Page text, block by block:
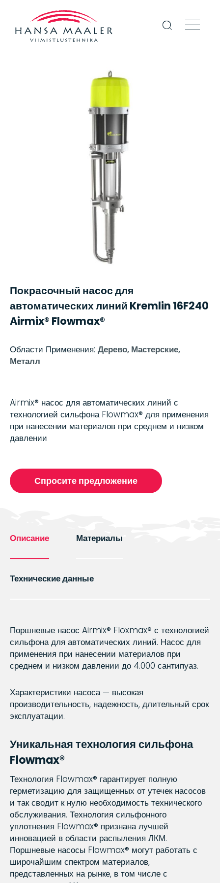
Покрасочный насос для
автоматических линий Kremlin 16F240
Airmix® Flowmax®
Области Применения: Дерево, Мастерские,
Металл
Airmix® насос для автоматических линий с
технологией сильфона Flowmax® для применения
при нанесении материалов при среднем и низком
давлении
Спросите предложение
Описание Материалы
Технические данные
Поршневые насос Airmix® Floxmax® с технологией
сильфона для автоматических линий. Насос для
применения при нанесении материалов при
среднем и низком давлении до 4.000 сантипуаз.
Характеристики насоса — высокая
производительность, надежность, длительный срок
эксплуатации.
Уникальная технология сильфона
Flowmax®
Технология Flowmax® гарантирует полную
герметизацию для защищенных от утечек насосов
и так сводит к нулю необходимость технического
обслуживания. Технология сильфонного
уплотнения Flowmax® признана лучшей
инновацией в области распыления ЛКМ.
Поршневые насосы Flowmax® могут работать с
широчайшим спектром материалов,
представленных на рынке, в том числе с